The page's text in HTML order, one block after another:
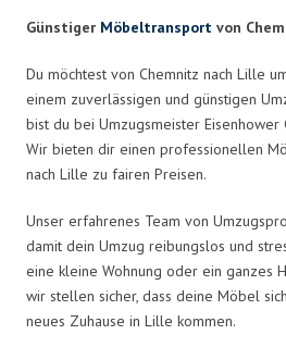
Günstiger Möbeltransport von
Du möchtest von Chemnitz nach Lille
einem zuverlässigen und günstigen
bist du bei Umzugsmeister Eisenhower
Wir bieten dir einen professionellen
nach Lille zu fairen Preisen.
Unser erfahrenes Team von
damit dein Umzug reibungslos und
eine kleine Wohnung oder ein ganzes
wir stellen sicher, dass deine Möbel
neues Zuhause in Lille kommen.